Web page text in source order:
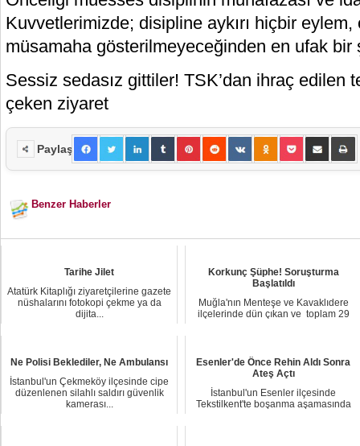
Kuvvetlerimizde; disipline aykırı hiçbir
müsamaha gösterilmeyeceğinden en ufak bir
Sessiz sedasız gittiler! TSK’dan ihraç edilen
çeken ziyaret
Paylaş
Benzer Haberler
Tarihe Jilet
Atatürk Kitaplığı ziyaretçilerine gazete
nüshalarını fotokopi çekme ya da
dijita...
Korkunç Şüphe! Soruşturma
Başlatıldı
Muğla'nın Menteşe ve Kavaklıdere
ilçelerinde dün çıkan ve toplam 29
Ne Polisi Beklediler, Ne Ambulansı
İstanbul'un Çekmeköy ilçesinde cipe
düzenlenen silahlı saldırı güvenlik
kamerası...
Esenler'de Önce Rehin Aldı Sonra
Ateş Açtı
İstanbul'un Esenler ilçesinde
Tekstilkent'te boşanma aşamasında